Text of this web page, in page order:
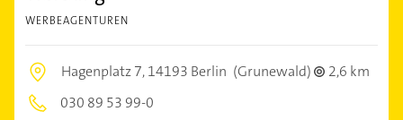
WERBEAGENTUREN
Hagenplatz 7,14193 Berlin (Grunewald)
2,6 km
030 89 53 99-0